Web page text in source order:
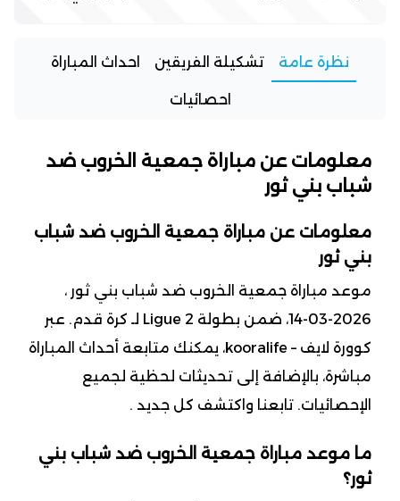
نظرة عامة تشكيلة الفريقين احداث المباراة
احصائيات
معلومات عن مباراة جمعية الخروب ضد
شباب بني ثور
معلومات عن مباراة جمعية الخروب ضد شباب
بني ثور
موعد مباراة جمعية الخروب ضد شباب بني ثور ،
2026-03-14، ضمن بطولة Ligue 2 لـ كرة قدم. عبر
كوورة لايف – kooralife، يمكنك متابعة أحداث المباراة
مباشرة، بالإضافة إلى تحديثات لحظية لجميع
الإحصائيات. تابعنا واكتشف كل جديد .
ما موعد مباراة جمعية الخروب ضد شباب بني
ثور؟